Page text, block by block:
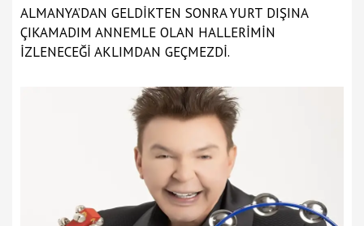
ALMANYA’DAN GELDİKTEN SONRA YURT DIŞINA
ÇIKAMADIM ANNEMLE OLAN HALLERİMİN
İZLENECEĞİ AKLIMDAN GEÇMEZDİ.